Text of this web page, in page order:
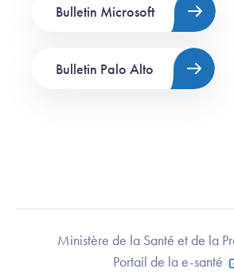
Bulletin Microsoft
Bulletin Palo Alto
Ministère de la Santé et de la
Portail de la e-santé